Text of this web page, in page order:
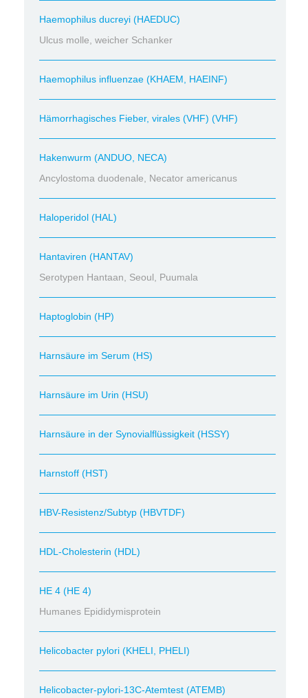
Haemophilus ducreyi (HAEDUC)
Ulcus molle, weicher Schanker
Haemophilus influenzae (KHAEM, HAEINF)
Hämorrhagisches Fieber, virales (VHF) (VHF)
Hakenwurm (ANDUO, NECA)
Ancylostoma duodenale, Necator americanus
Haloperidol (HAL)
Hantaviren (HANTAV)
Serotypen Hantaan, Seoul, Puumala
Haptoglobin (HP)
Harnsäure im Serum (HS)
Harnsäure im Urin (HSU)
Harnsäure in der Synovialflüssigkeit (HSSY)
Harnstoff (HST)
HBV-Resistenz/Subtyp (HBVTDF)
HDL-Cholesterin (HDL)
HE 4 (HE 4)
Humanes Epididymisprotein
Helicobacter pylori (KHELI, PHELI)
Helicobacter-pylori-13C-Atemtest (ATEMB)